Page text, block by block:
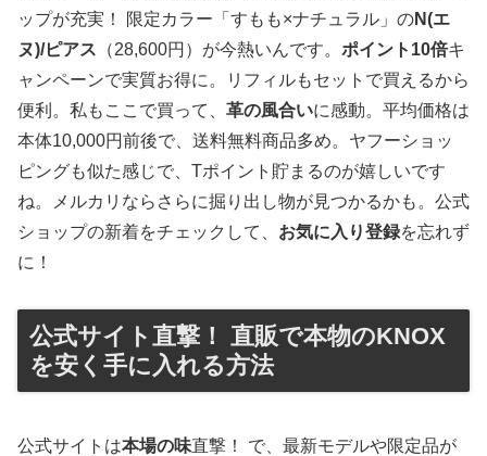
ップが充実！ 限定カラー「すもも×ナチュラル」のN(エ
ヌ)/ピアス （28,600円）が今熱いんです。 ポイント10倍キ
ャンペーンで実質お得に。リフィルもセットで買えるから
便利。私もここで買って、 革の風合いに感動。平均価格は
本体10,000円前後で、送料無料商品多め。ヤフーショッ
ピングも似た感じで、Tポイント貯まるのが嬉しいです
ね。メルカリならさらに掘り出し物が見つかるかも。公式
ショップの新着をチェックして、 お気に入り登録を忘れず
に！
公式サイト直撃！ 直販で本物のKNOX
を安く手に入れる方法
公式サイトは本場の味直撃！ で、最新モデルや限定品が